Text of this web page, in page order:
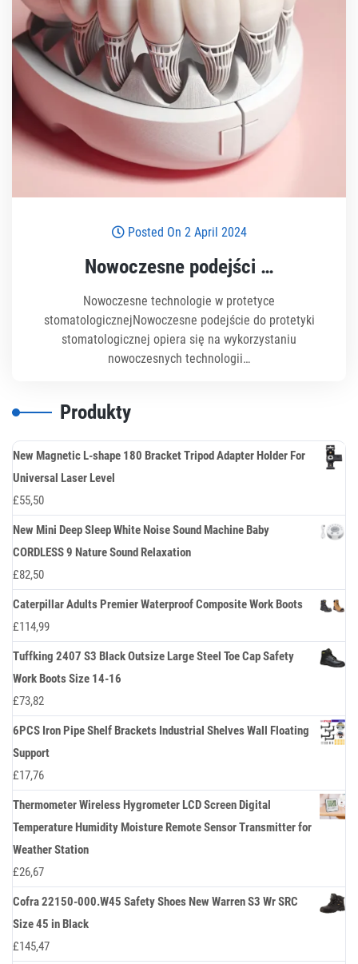
Posted On 2 April 2024
Nowoczesne podejści …
Nowoczesne technologie w protetyce
stomatologicznejNowoczesne podejście do protetyki
stomatologicznej opiera się na wykorzystaniu
nowoczesnych technologii…
Produkty
New Magnetic L-shape 180 Bracket Tripod Adapter Holder For
Universal Laser Level
£55,50
New Mini Deep Sleep White Noise Sound Machine Baby
CORDLESS 9 Nature Sound Relaxation
£82,50
Caterpillar Adults Premier Waterproof Composite Work Boots
£114,99
Tuffking 2407 S3 Black Outsize Large Steel Toe Cap Safety
Work Boots Size 14-16
£73,82
6PCS Iron Pipe Shelf Brackets Industrial Shelves Wall Floating
Support
£17,76
Thermometer Wireless Hygrometer LCD Screen Digital
Temperature Humidity Moisture Remote Sensor Transmitter for
Weather Station
£26,67
Cofra 22150-000.W45 Safety Shoes New Warren S3 Wr SRC
Size 45 in Black
£145,47